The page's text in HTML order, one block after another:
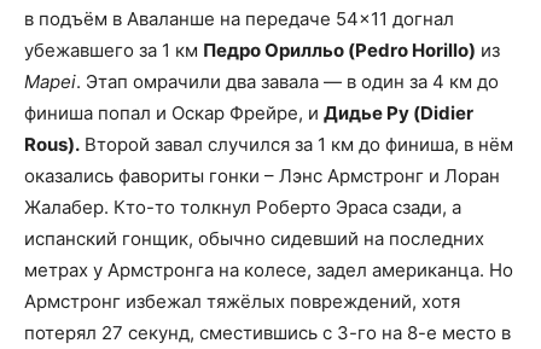
в подъём в Аваланше на передаче 54×11 догнал
убежавшего за 1 км Педро Орилльо (Pedro Horillo) из
Mapei. Этап омрачили два завала — в один за 4 км до
финиша попал и Оскар Фрейре, и Дидье Ру (Didier
Rous). Второй завал случился за 1 км до финиша, в нём
оказались фавориты гонки – Лэнс Армстронг и Лоран
Жалабер. Кто-то толкнул Роберто Эраса сзади, а
испанский гонщик, обычно сидевший на последних
метрах у Армстронга на колесе, задел американца. Но
Армстронг избежал тяжёлых повреждений, хотя
потерял 27 секунд, сместившись с 3-го на 8-е место в